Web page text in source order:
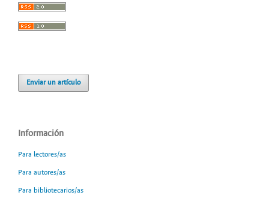
Enviar un artículo
Información
Para lectores/as
Para autores/as
Para bibliotecarios/as